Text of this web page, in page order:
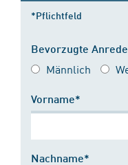
*Pflichtfeld
Bevorzugte Anrede
Männlich
Vorname*
Nachname*